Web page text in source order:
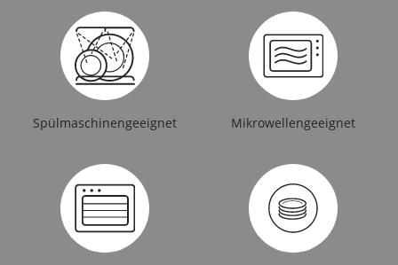
Spülmaschinengeeignet Mikrowellengeeignet